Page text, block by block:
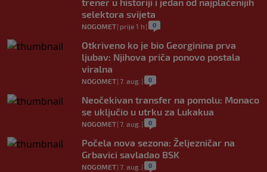
trener u historiji i jedan od najplaćenijih
selektora svijeta
NOGOMET| prije 1 h | 0
Otkriveno ko je bio Georginina prva
ljubav: Njihova priča ponovo postala
viralna
NOGOMET| 7. aug. | 0
Neočekivan transfer na pomolu: Monaco
se uključio u utrku za Lukakua
NOGOMET| 7. aug. | 0
Počela nova sezona: Željezničar na
Grbavici savladao BSK
NOGOMET| 7. aug. | 0